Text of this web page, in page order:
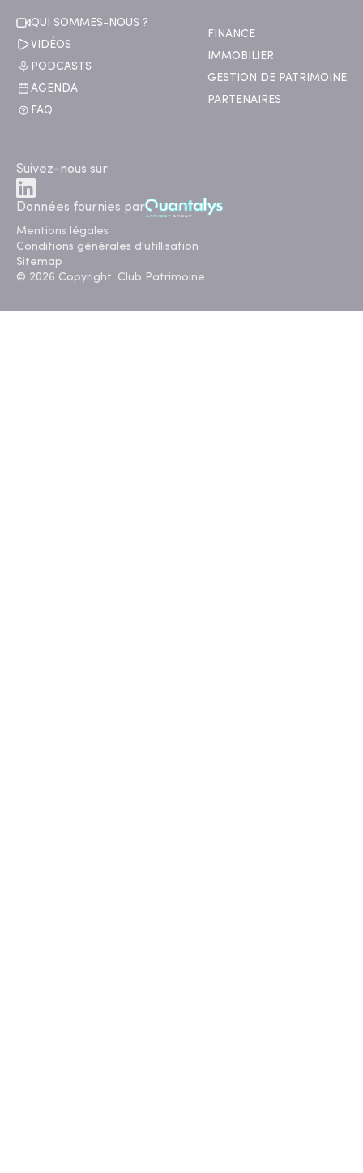
QUI SOMMES-NOUS ?
VIDÉOS
PODCASTS
AGENDA
FAQ
FINANCE
IMMOBILIER
GESTION DE PATRIMOINE
PARTENAIRES
Suivez-nous sur
Données fournies par
Mentions légales
Conditions générales d'utillisation
Sitemap
© 2026 Copyright. Club Patrimoine